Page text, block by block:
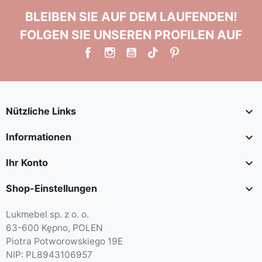
BLEIBEN SIE AUF DEM LAUFENDEN!
FOLGEN SIE UNSEREN PROFILEN AUF
Nützliche Links 
Informationen 
Ihr Konto 
Shop-Einstellungen 
Lukmebel sp. z o. o.
63-600 Kępno, POLEN
Piotra Potworowskiego 19E
NIP: PL8943106957